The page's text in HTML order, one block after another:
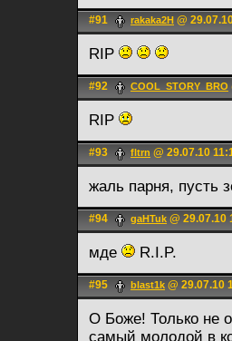
#91 rakaka2H @
RIP
#92 COOL_STORY_BRO
RIP
#93 fltrn @ 29.07.10
жаль парня, пусть
#94 gaHTuk @ 29.07.10
мде R.I.P.
#95 blast1k @ 29.07.10
О Боже! Только не
самый молодой в